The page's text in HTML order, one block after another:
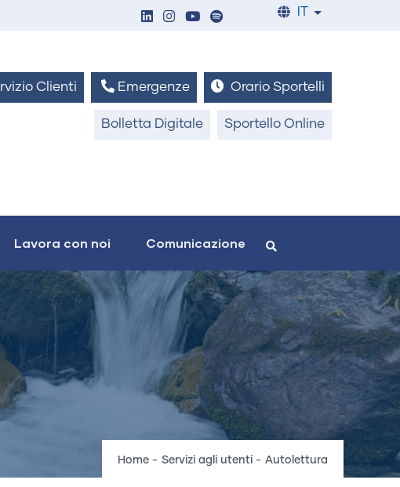
List
Clienti Emergenze Orario Sportelli
Bolletta Digitale Sportello Online
Lavora con noi Comunicazione
Breadcrumb
Home - Servizi agli utenti - Autolettura